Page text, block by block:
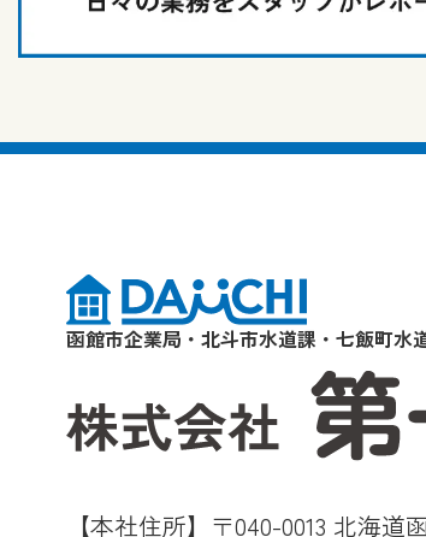
函館市企業局・北斗市水道課・七飯町水
【本社住所】〒040-0013 北海